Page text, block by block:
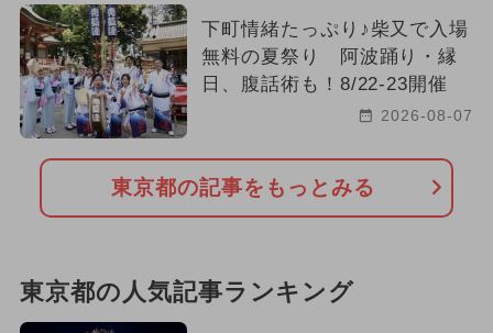
下町情緒たっぷり♪柴又で入場
無料の夏祭り 阿波踊り・縁
日、腹話術も！8/22-23開催
2026-08-07
東京都の記事をもっとみる
東京都の人気記事ランキング